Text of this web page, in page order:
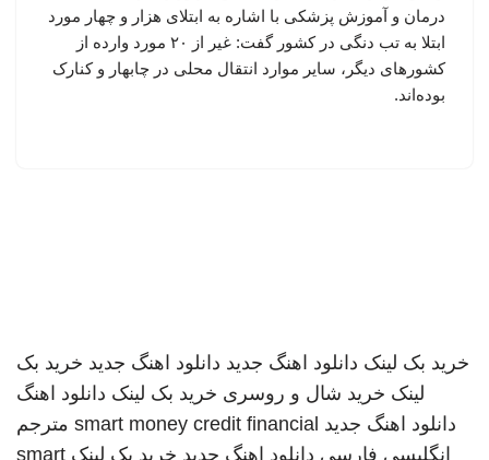
درمان و آموزش پزشکی با اشاره به ابتلای هزار و چهار مورد
ابتلا به تب دنگی در کشور گفت: غیر از ۲۰ مورد وارده از
کشورهای دیگر، سایر موارد انتقال محلی در چابهار و کنارک
بوده‌اند.
خرید بک لینک دانلود اهنگ جدید دانلود اهنگ جدید خرید بک
لینک خرید شال و روسری خرید بک لینک دانلود اهنگ
دانلود اهنگ جدید smart money credit financial مترجم
انگلیسی فارسی دانلود اهنگ جدید خرید بک لینک smart